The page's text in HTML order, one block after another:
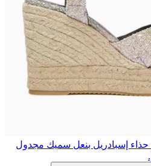
حذاء إسبادريل بنعل سميك مجدول